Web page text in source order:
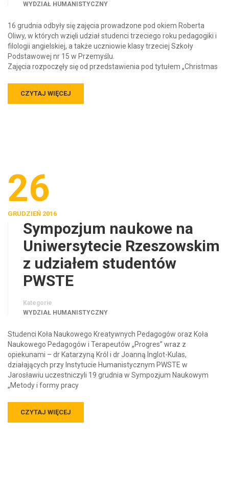
WYDZIAŁ HUMANISTYCZNY
16 grudnia odbyły się zajęcia prowadzone pod okiem Roberta
Oliwy, w których wzięli udział studenci trzeciego roku pedagogiki i
filologii angielskiej, a także uczniowie klasy trzeciej Szkoły
Podstawowej nr 15 w Przemyślu.
Zajęcia rozpoczęły się od przedstawienia pod tytułem „Christmas
CZYTAJ WIĘCEJ
26
GRUDZIEŃ 2016
Sympozjum naukowe na
Uniwersytecie Rzeszowskim
z udziałem studentów
PWSTE
Kategorie
WYDZIAŁ HUMANISTYCZNY
Studenci Koła Naukowego Kreatywnych Pedagogów oraz Koła
Naukowego Pedagogów i Terapeutów „Progres” wraz z
opiekunami – dr Katarzyną Król i dr Joanną Inglot-Kulas,
działających przy Instytucie Humanistycznym PWSTE w
Jarosławiu uczestniczyli 19 grudnia w Sympozjum Naukowym
„Metody i formy pracy
CZYTAJ WIĘCEJ